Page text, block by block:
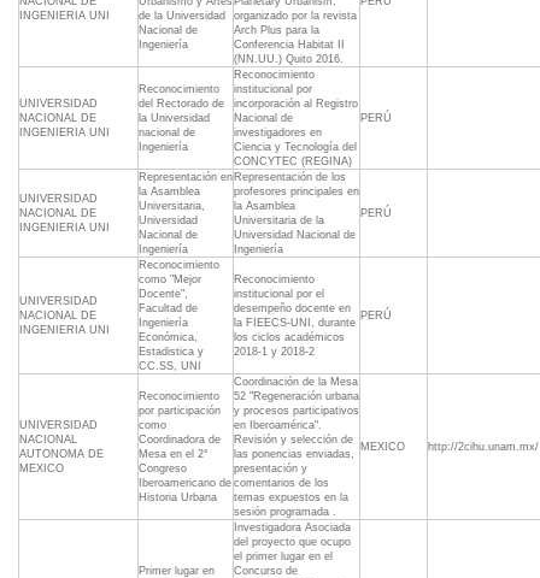
INGENIERIA UNI
de la Universidad
Nacional de
Ingeniería
organizado por la revista
Arch Plus para la
Conferencia Habitat II
(NN.UU.) Quito 2016.
UNIVERSIDAD
NACIONAL DE
INGENIERIA UNI
Reconocimiento
del Rectorado de
la Universidad
nacional de
Ingeniería
Reconocimiento
institucional por
incorporación al Registro
Nacional de
investigadores en
Ciencia y Tecnología del
CONCYTEC (REGINA)
PERÚ
UNIVERSIDAD
NACIONAL DE
INGENIERIA UNI
Representación en
la Asamblea
Universitaria,
Universidad
Nacional de
Ingeniería
Representación de los
profesores principales en
la Asamblea
Universitaria de la
Universidad Nacional de
Ingeniería
PERÚ
UNIVERSIDAD
NACIONAL DE
INGENIERIA UNI
Reconocimiento
como "Mejor
Docente",
Facultad de
Ingeniería
Económica,
Estadistica y
CC.SS, UNI
Reconocimiento
institucional por el
desempeño docente en
la FIEECS-UNI, durante
los ciclos académicos
2018-1 y 2018-2
PERÚ
UNIVERSIDAD
NACIONAL
AUTONOMA DE
MEXICO
Reconocimiento
por participación
como
Coordinadora de
Mesa en el 2°
Congreso
Iberoamericano de
Historia Urbana
Coordinación de la Mesa
52 "Regeneración urbana
y procesos participativos
en Iberoamérica".
Revisión y selección de
las ponencias enviadas,
presentación y
comentarios de los
temas expuestos en la
sesión programada .
MEXICO http://2cihu.unam.mx/
Primer lugar en
Investigadora Asociada
del proyecto que ocupo
el primer lugar en el
Concurso de